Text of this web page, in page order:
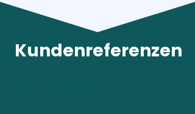
Kundenreferenzen